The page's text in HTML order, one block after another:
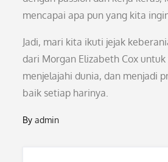
mencapai apa pun yang kita
Jadi, mari kita ikuti jejak
dari Morgan Elizabeth Cox
menjelajahi dunia, dan menjadi
baik setiap harinya.
Byadmin